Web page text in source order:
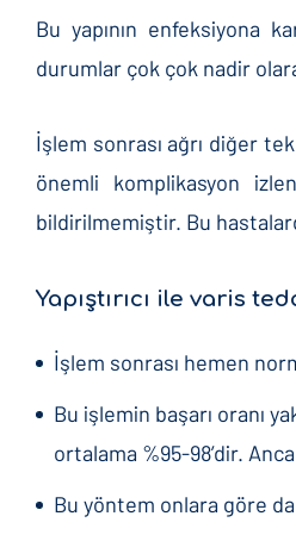
Bu yapının enfeksiyona
durumlar çok çok nadir
İşlem sonrası ağrı diğer
önemli komplikasyon
bildirilmemiştir. Bu
Yapıştırıcı ile varis
İşlem sonrası hemen
Bu işlemin başarı oranı
ortalama %95-98’dir.
Bu yöntem onlara göre